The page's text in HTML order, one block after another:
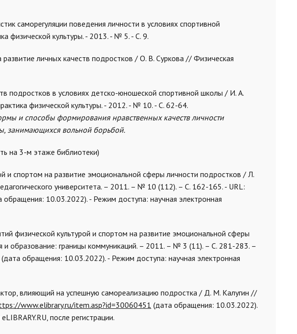
саморегуляции поведения личности в условиях спортивной
физической культуры. - 2013. - № 5. - С. 9.
личных качеств подростков / О. В. Суркова // Физическая
подростков в условиях детско-юношеской спортивной школы / И. А.
физической культуры. - 2012. - № 10. - С. 62-64.
и способы формирования нравственных качеств личности
занимающихся вольной борьбой.
на 3-м этаже библиотеки)
и спортом на развитие эмоциональной сферы личности подростков / Л.
университета. – 2011. – № 10 (112). – С. 162-165. - URL:
обращения: 10.03.2022). - Режим доступа: научная электронная
физической культурой и спортом на развитие эмоциональной сферы
образование: границы коммуникаций. – 2011. – № 3 (11). – С. 281-283. –
(дата обращения: 10.03.2022). - Режим доступа: научная электронная
влияющий на успешную самореализацию подростка / Д. М. Калугин //
www.elibrary.ru/item.asp?id=30060451 (дата обращения: 10.03.2022).
после регистрации.